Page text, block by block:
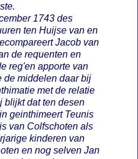
1743 des
ten Huijse van en
Jacob van
de requenten en
reg'en apporte van
de middelen daar bij
met de relatie
blijkt dat ten desen
geinthimeert Teunis
van Colfschoten als
kinderen van
en nog selven Jan